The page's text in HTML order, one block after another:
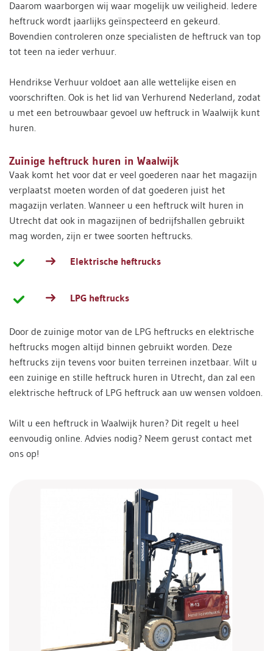
Daarom waarborgen wij waar mogelijk uw veiligheid. Iedere
heftruck wordt jaarlijks geïnspecteerd en gekeurd.
Bovendien controleren onze specialisten de heftruck van top
tot teen na ieder verhuur.
Hendrikse Verhuur voldoet aan alle wettelijke eisen en
voorschriften. Ook is het lid van Verhurend Nederland, zodat
u met een betrouwbaar gevoel uw heftruck in Waalwijk kunt
huren.
Zuinige heftruck huren in Waalwijk
Vaak komt het voor dat er veel goederen naar het magazijn
verplaatst moeten worden of dat goederen juist het
magazijn verlaten. Wanneer u een heftruck wilt huren in
Utrecht dat ook in magazijnen of bedrijfshallen gebruikt
mag worden, zijn er twee soorten heftrucks.
Elektrische heftrucks
LPG heftrucks
Door de zuinige motor van de LPG heftrucks en elektrische
heftrucks mogen altijd binnen gebruikt worden. Deze
heftrucks zijn tevens voor buiten terreinen inzetbaar. Wilt u
een zuinige en stille heftruck huren in Utrecht, dan zal een
elektrische heftruck of LPG heftruck aan uw wensen voldoen.
Wilt u een heftruck in Waalwijk huren? Dit regelt u heel
eenvoudig online. Advies nodig? Neem gerust contact met
ons op!